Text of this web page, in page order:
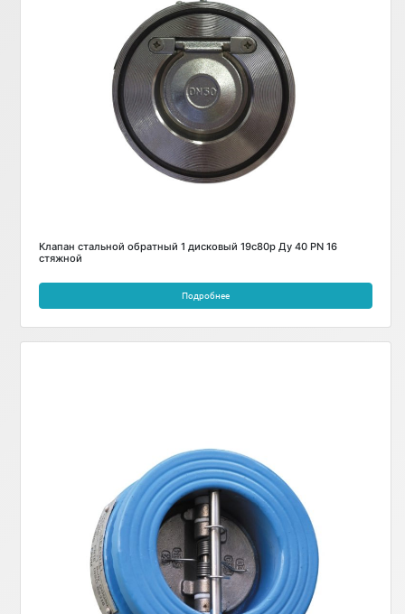
Клапан стальной обратный 1 дисковый 19с80р Ду 40 PN 16
стяжной
Подробнее